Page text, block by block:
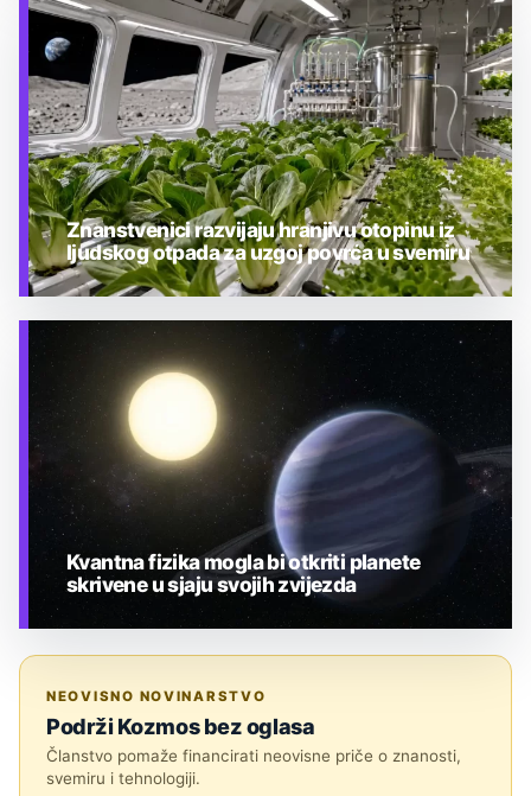
TEHNOLOGIJA
TEHNOLOGIJA
Znanstvenici razvijaju hranjivu otopinu iz
ljudskog otpada za uzgoj povrća u svemiru
Kvantna fizika mogla bi otkriti planete
skrivene u sjaju svojih zvijezda
NEOVISNO NOVINARSTVO
Podrži Kozmos bez oglasa
Članstvo pomaže financirati neovisne priče o znanosti,
svemiru i tehnologiji.